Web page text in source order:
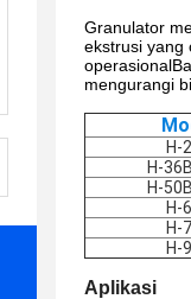
Granulator
ekstrusi yang
mengurangi
H-
H-
H-
H-
H-
H-
Aplikasi